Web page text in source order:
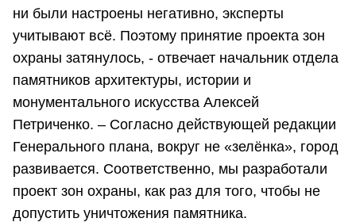
ни были настроены негативно, эксперты
учитывают всё. Поэтому принятие проекта зон
охраны затянулось, - отвечает начальник отдела
памятников архитектуры, истории и
монументального искусства Алексей
Петриченко. – Согласно действующей редакции
Генерального плана, вокруг не «зелёнка», город
развивается. Соответственно, мы разработали
проект зон охраны, как раз для того, чтобы не
допустить уничтожения памятника.